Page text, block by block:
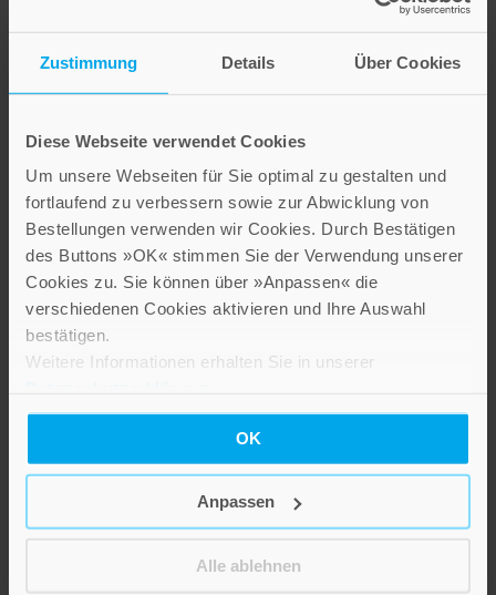
Zustimmung Details Über Cookies
Diese Webseite verwendet Cookies
Um unsere Webseiten für Sie optimal zu gestalten und
fortlaufend zu verbessern sowie zur Abwicklung von
Bestellungen verwenden wir Cookies. Durch Bestätigen
des Buttons »OK« stimmen Sie der Verwendung unserer
Cookies zu. Sie können über »Anpassen« die
verschiedenen Cookies aktivieren und Ihre Auswahl
bestätigen.
Weitere Informationen erhalten Sie in unserer
OK
Anpassen
Alle ablehnen
Ab
2,60 €
IN DEN WARENKORB
Abschiedsengel
Bestell-Nr: 4765
Ab
2,60 €
IN DEN WARENKORB
Wegsegen
Ab
Lebensfroh
Ab